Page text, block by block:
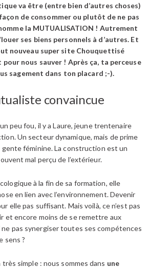
va être (entre bien d’autres choses)
de consommer ou plutôt de ne pas
la MUTUALISATION ! Autrement
ses biens personnels à d’autres. Et
nouveau super site Chouquettisé
nous sauver ! Après ça, ta perceuse
sagement dans ton placard ;-).
convaincue
peu fou, il y a Laure, jeune trentenaire
Un secteur dynamique, mais de prime
gente féminine. La construction est un
mal perçu de l’extérieur.
à la fin de sa formation, elle
en lien avec l’environnement. Devenir
elle pas suffisant. Mais voilà, ce n’est pas
et encore moins de se remettre aux
pas synergiser toutes ses compétences
sens ?
simple : nous sommes dans une